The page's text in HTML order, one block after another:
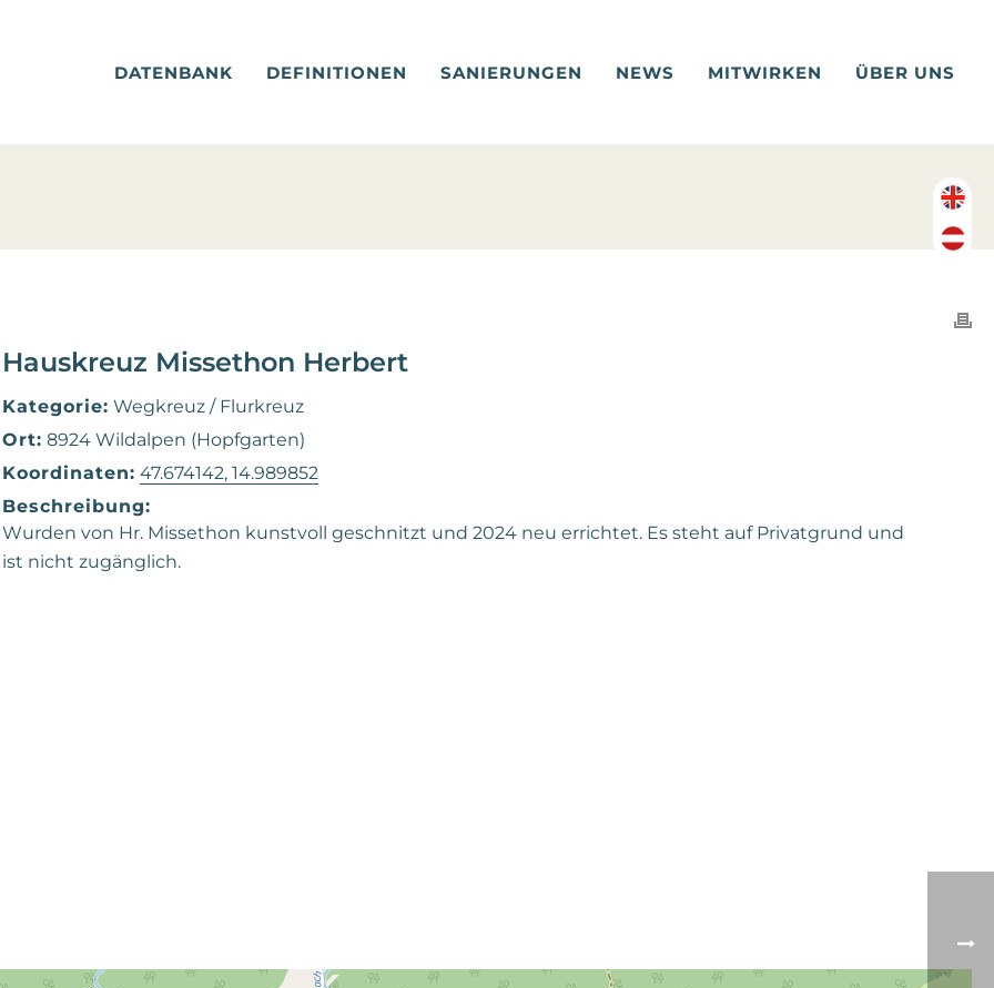
DATENBANK DEFINITIONEN SANIERUNGEN NEWS MITWIRKEN ÜBER UNS
Hauskreuz Missethon Herbert
Kategorie: Wegkreuz / Flurkreuz
Ort: 8924 Wildalpen (Hopfgarten)
Koordinaten: 47.674142, 14.989852
Beschreibung:
Wurden von Hr. Missethon kunstvoll geschnitzt und 2024 neu errichtet. Es steht auf Privatgrund und
ist nicht zugänglich.